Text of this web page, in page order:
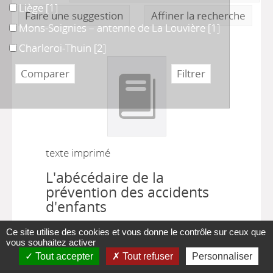
Faire une suggestion
Affiner la recherche
texte imprimé
L'abécédaire de la
prévention des accidents
d'enfants
Véronique Hébert, Illustrateur ;
Cristine Deliens
Bantuelle, Auteur|Charleroi
|
Liège
Liège [1]
Mons-Soignies – antenne de La Louvière
Mons-Soignies – antenne de La Louvière [1]
Charleroi-Thuin
Charleroi-Thuin [2]
Ce site utilise des cookies et vous donne le contrôle sur ceux que
vous souhaitez activer
Tout accepter
Tout refuser Personnaliser